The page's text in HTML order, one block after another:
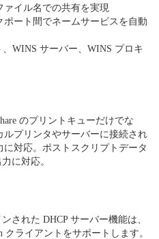
イル名での共有を実現
ポート間でネームサービスを自動
WINS サーバー、WINS プロキ
のプリントキューだけでな
ルプリンタやサーバーに接続され
に対応。ポストスクリプトデータ
に対応。
された DHCP サーバー機能は、
クライアントをサポートします。